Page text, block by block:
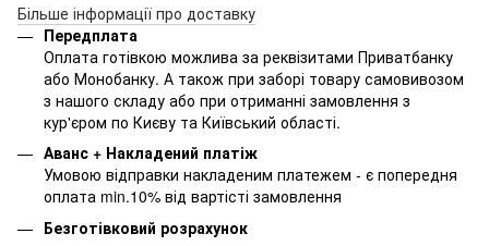
Більше інформації про доставку
Передплата
Оплата готівкою можлива за реквізитами Приватбанку
або Монобанку. А також при заборі товару самовивозом
з нашого складу або при отриманні замовлення з
кур'єром по Києву та Київський області.
Аванс + Накладений платіж
Умовою відправки накладеним платежем - є попередня
оплата min.10% від вартісті замовлення
Безготівковий розрахунок